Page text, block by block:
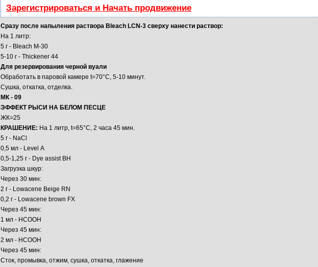
Зарегистрироваться и Начать продвижение
Сразу после напыления раствора Bleach LCN-3 сверху нанести раствор:
На 1 литр:
5 г - Bleach M-30
5-10 г - Thickener 44
Для резервирования черной вуали
Обработать в паровой камере t=70°С, 5-10 минут.
Сушка, откатка, отделка.
МК - 09
ЭФФЕКТ РЫСИ НА БЕЛОМ ПЕСЦЕ
ЖК=25
КРАШЕНИЕ: На 1 литр, t=65°C, 2 часа 45 мин.
5 г - NaCl
0,5 мл - Level А
0,5-1,25 г - Dye assist BH
Загрузка шкур:
Через 30 мин:
2 г - Lowacene Beige RN
0,2 г - Lowacene brown FX
Через 45 мин:
1 мл - НСООН
Через 45 мин:
2 мл - НСООН
Через 45 мин:
Сток, промывка, отжим, сушка, откатка, глажение